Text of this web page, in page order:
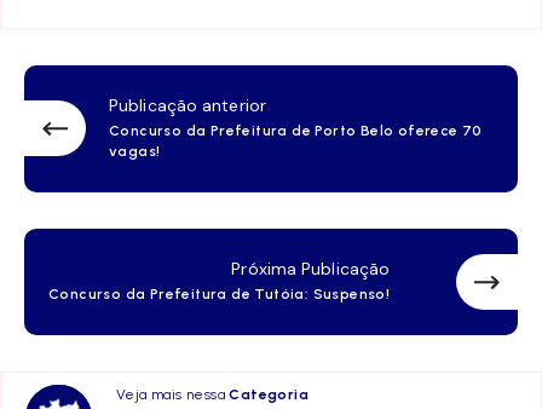
Publicação anterior
Concurso da Prefeitura de Porto Belo oferece 70
vagas!
Próxima Publicação
Concurso da Prefeitura de Tutóia: Suspenso!
Veja mais nessaCategoria
Norte